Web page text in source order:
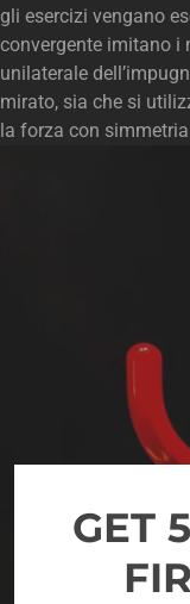
gli esercizi vengano
convergente imitano i
unilaterale
mirato, sia che si
la forza con
GET